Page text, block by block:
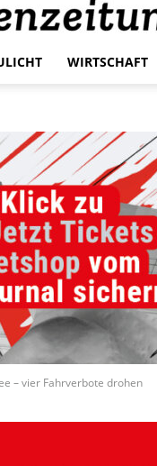
WIRTSCHAFT
– vier Fahrverbote drohen